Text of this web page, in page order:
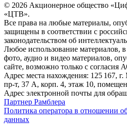
© 2026 Акционерное общество
«ЦТВ».
Все права на любые материалы,
защищены в соответствии с
законодательством об
Любое использование материалов,
фото, аудио и видео материалов,
сайте, возможно только с
Адрес места нахождения: 125 167,
пр-т, 37 А, корп. 4, этаж 10,
Адрес электронной почты для
Партнер Рамблера
Политика оператора в отношении
данных